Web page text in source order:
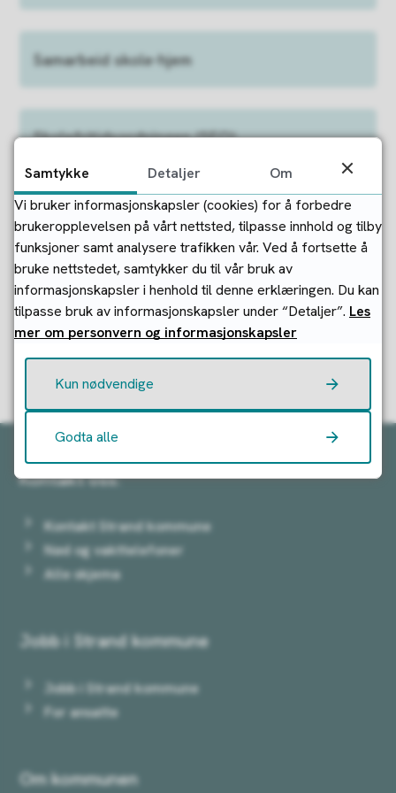
Samarbeid skole-hjem
Skolefritidsordningen (SFO)
Kontakt oss
Fant du det du lette etter?
Kontakt oss:
Kontakt Strand kommune
Nød og vakttelefoner
Alle skjema
Jobb i Strand kommune
Jobb i Strand kommune
For ansatte
Om kommunen
Samtykke Detaljer
Om
Vi bruker informasjonskapsler (cookies) for å forbedre
brukeropplevelsen på vårt nettsted, tilpasse innhold og tilby
funksjoner samt analysere trafikken vår. Ved å fortsette å
bruke nettstedet, samtykker du til vår bruk av
informasjonskapsler i henhold til denne erklæringen. Du kan
tilpasse bruk av informasjonskapsler under “Detaljer”. Les
mer om personvern og informasjonskapsler
Kun nødvendige
Godta alle